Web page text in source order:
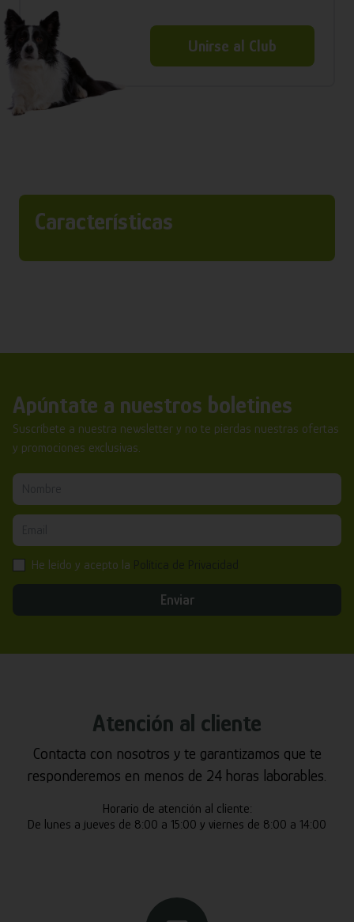
Unirse al Club
Características
Apúntate a nuestros boletines
Suscríbete a nuestra newsletter y no te pierdas nuestras ofertas
y promociones exclusivas.
He leído y acepto la
Enviar
Atención al cliente
Contacta con nosotros y te garantizamos que te
responderemos en menos de 24 horas laborables.
Horario de atención al cliente:
De lunes a jueves de 8:00 a 15:00 y viernes de 8:00 a 14:00